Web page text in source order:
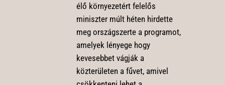
élő környezetért felelős
miniszter múlt héten hirdette
meg országszerte a programot,
amelyek lényege hogy
kevesebbet vágják a
közterületen a fűvet, amivel